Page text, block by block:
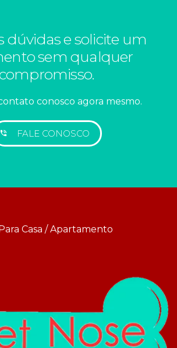
dúvidas e solicite um
sem qualquer
conosco agora mesmo.
FALE CONOSCO
Casa / Apartamento